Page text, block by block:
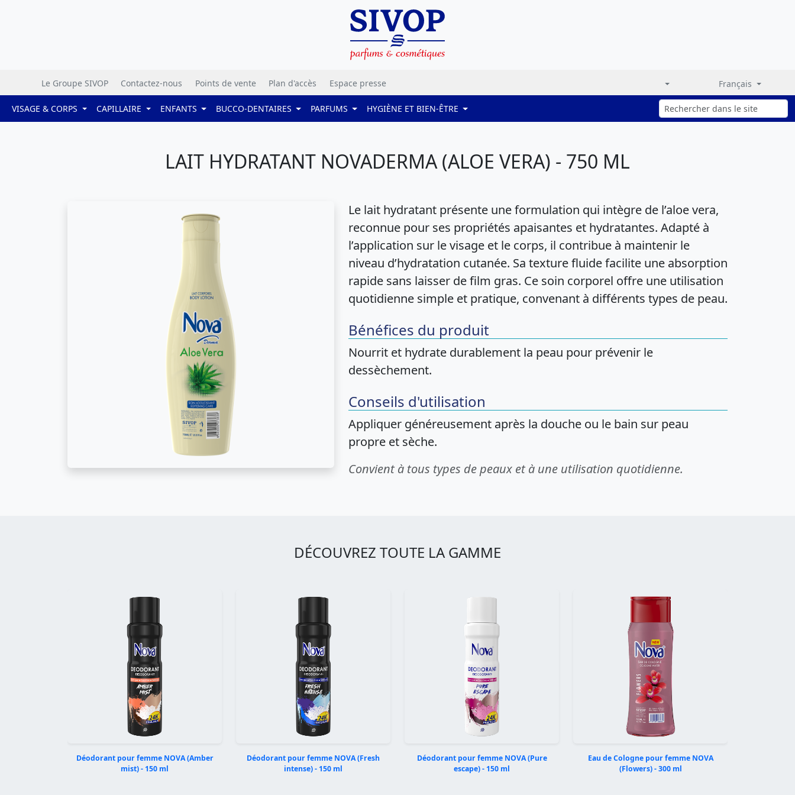
Le Groupe SIVOP Contactez-nous Points de vente Plan d'accès Espace presse Français
VISAGE & CORPS CAPILLAIRE ENFANTS BUCCO-DENTAIRES PARFUMS HYGIÈNE ET BIEN-ÊTRE
LAIT HYDRATANT NOVADERMA (ALOE VERA) - 750 ML
Le lait hydratant présente une formulation qui intègre de l’aloe vera,
reconnue pour ses propriétés apaisantes et hydratantes. Adapté à
l’application sur le visage et le corps, il contribue à maintenir le
niveau d’hydratation cutanée. Sa texture fluide facilite une absorption
rapide sans laisser de film gras. Ce soin corporel offre une utilisation
quotidienne simple et pratique, convenant à différents types de peau.
Bénéfices du produit
Nourrit et hydrate durablement la peau pour prévenir le
dessèchement.
Conseils d'utilisation
Appliquer généreusement après la douche ou le bain sur peau
propre et sèche.
Convient à tous types de peaux et à une utilisation quotidienne.
DÉCOUVREZ TOUTE LA GAMME
Déodorant pour femme NOVA (Amber
mist) - 150 ml
Déodorant pour femme NOVA (Fresh
intense) - 150 ml
Déodorant pour femme NOVA (Pure
escape) - 150 ml
Eau de Cologne pour femme NOVA
(Flowers) - 300 ml
Précédent